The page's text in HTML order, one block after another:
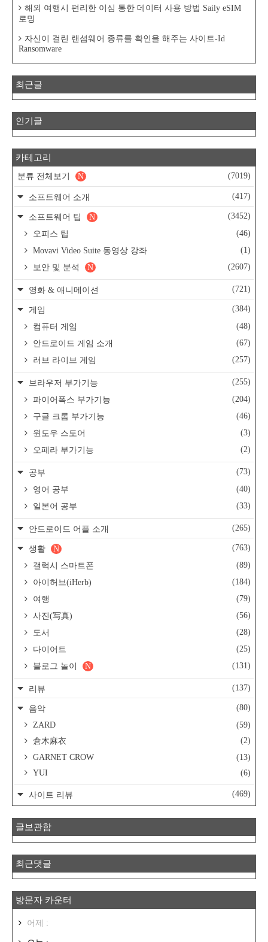
해외 여행시 편리한 이심 통한 데이터 사용 방법 Saily eSIM
로밍
자신이 걸린 랜섬웨어 종류를 확인을 해주는 사이트-Id
Ransomware
최근글
인기글
카테고리
분류 전체보기 (7019)
N
소프트웨어 소개 (417)
소프트웨어 팁 (3452)
N
오피스 팁
(46)
Movavi Video Suite 동영상 강좌
(1)
보안 및 분석
(2607)
N
영화 & 애니메이션 (721)
게임
(384)
컴퓨터 게임
(48)
안드로이드 게임 소개
(67)
러브 라이브 게임
(257)
브라우저 부가기능
(255)
파이어폭스 부가기능
(204)
구글 크롬 부가기능
(46)
윈도우 스토어
(3)
오페라 부가기능
(2)
공부
(73)
영어 공부
(40)
일본어 공부
(33)
안드로이드 어플 소개 (265)
생활 (763)
N
갤럭시 스마트폰
(89)
아이허브(iHerb)
(184)
여행
(79)
사진(写真)
(56)
도서
(28)
다이어트
(25)
블로그 놀이
(131)
N
리뷰 (137)
음악
(80)
ZARD
(59)
倉木麻衣
(2)
GARNET CROW
(13)
YUI
(6)
사이트 리뷰 (469)
글보관함
최근댓글
방문자 카운터
어제 :